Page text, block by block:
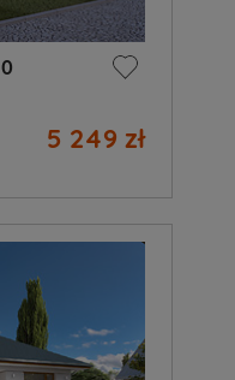
0
5 249 zł